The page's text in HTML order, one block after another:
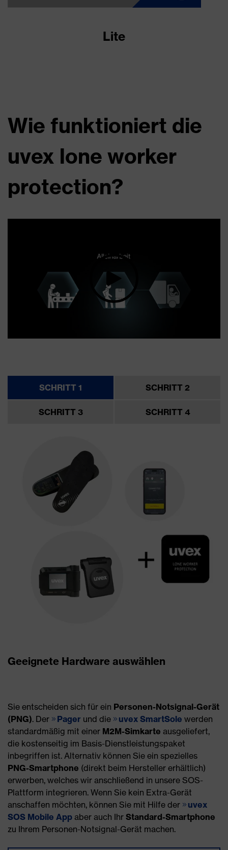
Lite
Wie funktioniert die
uvex lone worker
protection?
SCHRITT 1 SCHRITT 2
SCHRITT 3 SCHRITT 4
Geeignete Hardware auswählen
Sie entscheiden sich für ein Personen-Notsignal-Gerät
(PNG). Der Pager und die uvex SmartSole werden
standardmäßig mit einer M2M-Simkarte ausgeliefert,
die kostenseitig im Basis-Dienstleistungspaket
inbegriffen ist. Alternativ können Sie ein spezielles
PNG-Smartphone (direkt beim Hersteller erhältlich)
erwerben, welches wir anschließend in unsere SOS-
Plattform integrieren. Wenn Sie kein Extra-Gerät
anschaffen möchten, können Sie mit Hilfe der
uvex
SOS Mobile App aber auch Ihr Standard-Smartphone
zu Ihrem Personen-Notsignal-Gerät machen.